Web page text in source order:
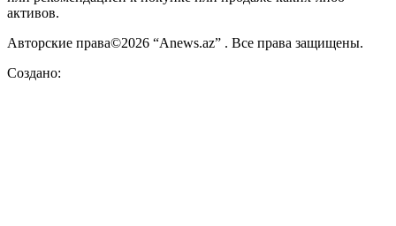
активов.
Авторские права©2026 “Anews.az” . Все права защищены.
Создано: